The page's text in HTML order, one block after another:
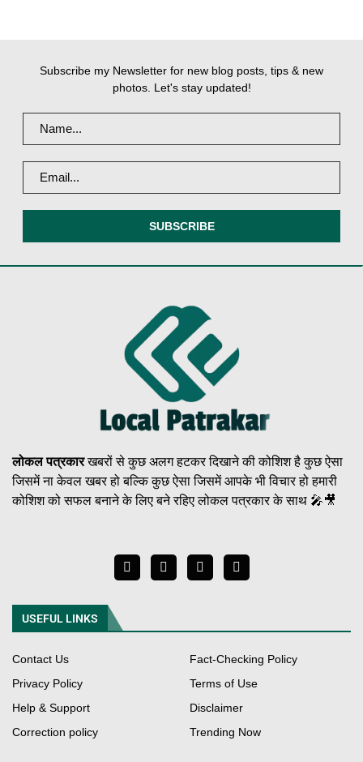
Subscribe my Newsletter for new blog posts, tips & new
photos. Let's stay updated!
लोकल पत्रकारखबरों से कुछ अलग हटकर दिखाने की कोशिश है कुछ ऐसा
जिसमें ना केवल खबर हो बल्कि कुछ ऐसा जिसमें आपके भी विचार हो हमारी
कोशिश को सफल बनाने के लिए बने रहिए लोकल पत्रकार के साथ 🎤🎥
USEFUL LINKS
Contact Us
Fact-Checking Policy
Privacy Policy
Terms of Use
Help & Support
Disclaimer
Correction policy
Trending Now